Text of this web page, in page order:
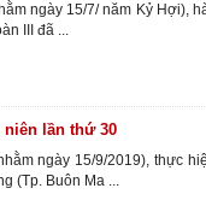
ngày 15/7/ năm Kỷ Hợi),
III đã ...
niên lần thứ 30
ngày 15/9/2019), thực
(Tp. Buôn Ma ...